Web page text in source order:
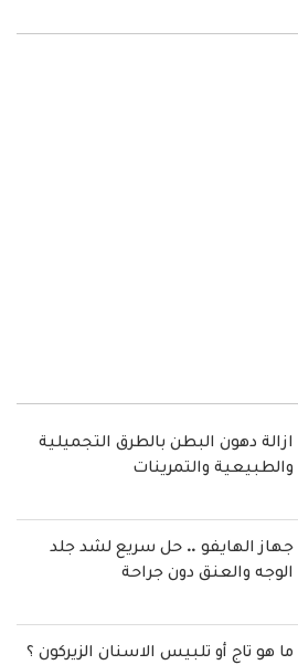
ازالة دهون البطن بالطرق التجميلية
والطبيعية والتمرينات
جهاز الهايفو .. حل سريع لشد جلد
الوجه والعنق دون جراحة
ما هو تاج أو تلبيس الاسنان الزيركون ؟